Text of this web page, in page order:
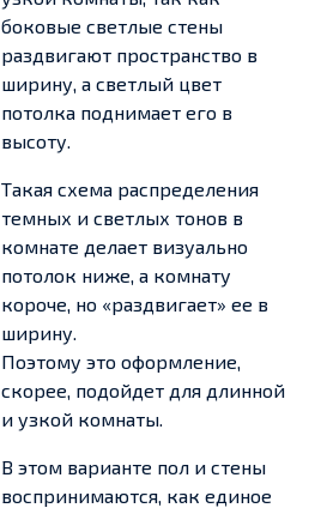
боковые светлые стены
раздвигают пространство в
ширину, а светлый цвет
потолка поднимает его в
высоту.
Такая схема распределения
темных и светлых тонов в
комнате делает визуально
потолок ниже, а комнату
короче, но «раздвигает» ее в
ширину.
Поэтому это оформление,
скорее, подойдет для длинной
и узкой комнаты.
В этом варианте пол и стены
воспринимаются, как единое